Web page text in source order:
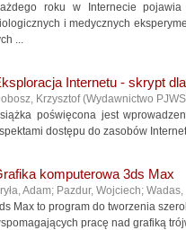
roku w Internecie
i medycznych
...
Internetu - skrypt
Krzysztof (Wydawnictwo
poświęcona jest
dostępu do zasobów
komputerowa 3ds Max
Adam; Pazdur, Wojciech; Wadas,
Max to program do tworzenia
pracę nad grafiką